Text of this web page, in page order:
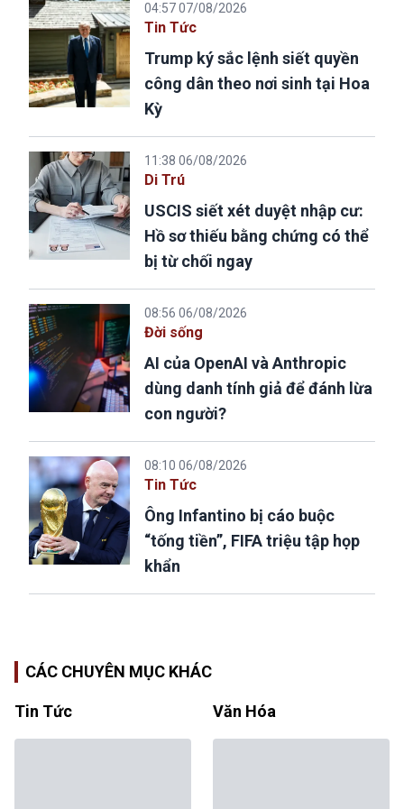
04:57 07/08/2026
Tin Tức
Trump ký sắc lệnh siết quyền
công dân theo nơi sinh tại Hoa
Kỳ
11:38 06/08/2026
Di Trú
USCIS siết xét duyệt nhập cư:
Hồ sơ thiếu bằng chứng có thể
bị từ chối ngay
08:56 06/08/2026
Đời sống
AI của OpenAI và Anthropic
dùng danh tính giả để đánh lừa
con người?
08:10 06/08/2026
Tin Tức
Ông Infantino bị cáo buộc
“tống tiền”, FIFA triệu tập họp
khẩn
CÁC CHUYÊN MỤC KHÁC
Tin Tức Văn Hóa